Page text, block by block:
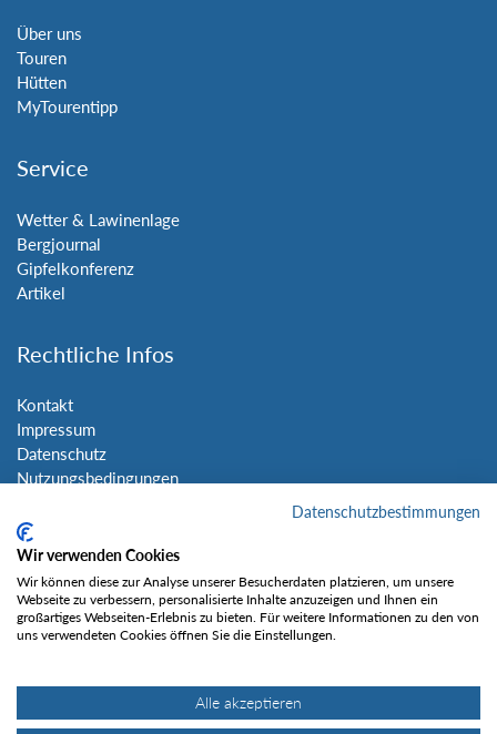
Über uns
Touren
Hütten
MyTourentipp
Service
Wetter & Lawinenlage
Bergjournal
Gipfelkonferenz
Artikel
Rechtliche Infos
Kontakt
Impressum
Datenschutz
Nutzungsbedingungen
Social Media
Gefällt mir
Datenschutzbestimmungen
Wir verwenden Cookies
Wir können diese zur Analyse unserer Besucherdaten platzieren, um unsere
Webseite zu verbessern, personalisierte Inhalte anzuzeigen und Ihnen ein
großartiges Webseiten-Erlebnis zu bieten. Für weitere Informationen zu den von
uns verwendeten Cookies öffnen Sie die Einstellungen.
Alle akzeptieren